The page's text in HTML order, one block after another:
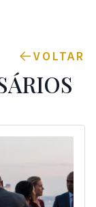
VOLTAR